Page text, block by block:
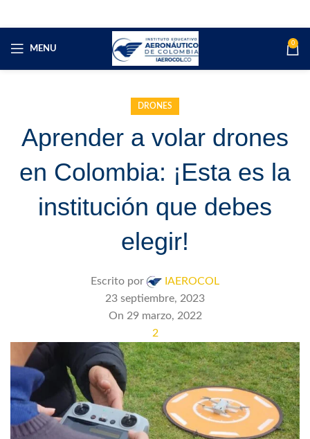
MENU
0
DRONES
Aprender a volar drones
en Colombia: ¡Esta es la
institución que debes
elegir!
Escrito por
IAEROCOL
23 septiembre, 2023
On 29 marzo, 2022
2